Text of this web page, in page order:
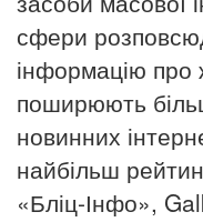
сфери
інформацію про
поширюють
новинних
найбільш
«Бліц-Інфо»,